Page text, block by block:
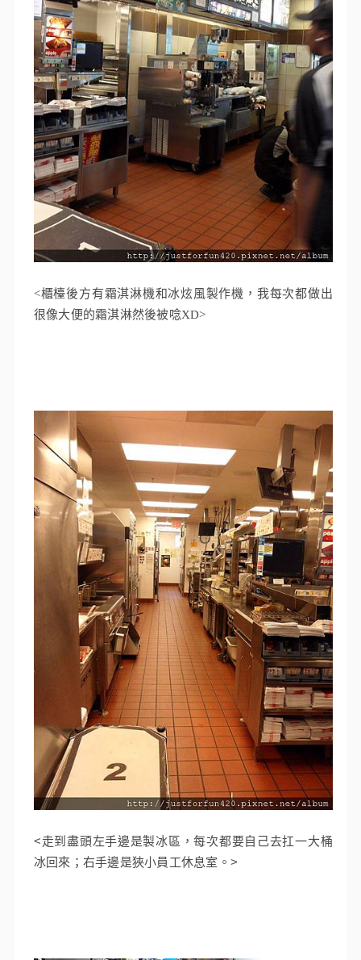
<櫃檯後方有霜淇淋機和冰炫風製作機，我每次都做出
很像大便的霜淇淋然後被唸XD>
<走到盡頭左手邊是製冰區，每次都要自己去扛一大桶
冰回來；右手邊是狹小員工休息室。>